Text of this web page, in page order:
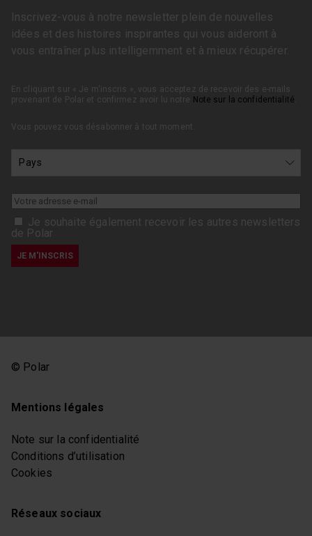
Inscrivez-vous à notre newsletter plein de nouvelles
idées et des histoires inspirantes qui vous aideront à
vous entraîner plus intelligemment et à mieux récupérer.
En cliquant sur « Je m'inscris », vous acceptez de recevoir des e-mails
provenant de Polar et confirmez avoir lu notre Note sur la confidentialité
Vous pouvez vous désabonner à tout moment.
Je souhaite également recevoir les autres newsletters
de Polar
© Polar
Mentions légales
Note sur la confidentialité
Conditions d’utilisation
Cookies
Réseaux sociaux